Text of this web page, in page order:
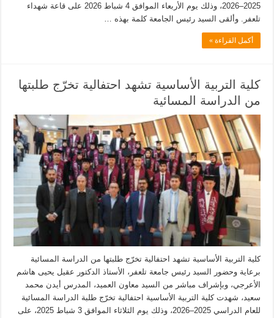
2025–2026، وذلك يوم الأربعاء الموافق 4 شباط 2026 على قاعة شهداء
تلعفر. وألقى السيد رئيس الجامعة كلمة بهذه …
أكمل القراءة »
كلية التربية الأساسية تشهد احتفالية تخرّج طلبتها
من الدراسة المسائية
كلية التربية الأساسية تشهد احتفالية تخرّج طلبتها من الدراسة المسائية
برعاية وحضور السيد رئيس جامعة تلعفر، الأستاذ الدكتور عقيل يحيى هاشم
الأعرجي، وبإشراف مباشر من السيد معاون العميد، المدرس أيدن محمد
سعيد، شهدت كلية التربية الأساسية احتفالية تخرّج طلبة الدراسة المسائية
للعام الدراسي 2025–2026، وذلك يوم الثلاثاء الموافق 3 شباط 2025، على